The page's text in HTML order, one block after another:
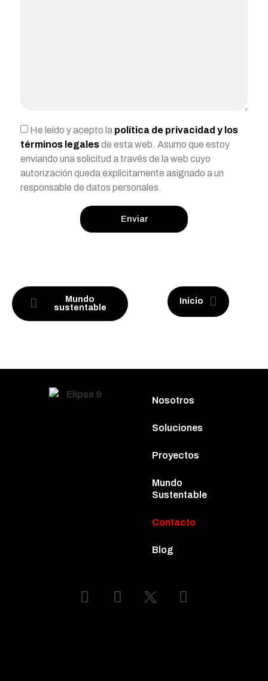
He leído y acepto la política de privacidad y los
términos legalesde esta web. Asumo que estoy
enviando una solicitud a través de la web cuyo
autorización queda explícitamente asignado a un
responsable de datos personales.
Enviar
Mundo
sustentable
Inicio
Nosotros
Soluciones
Proyectos
Mundo
Sustentable
Contacto
Blog